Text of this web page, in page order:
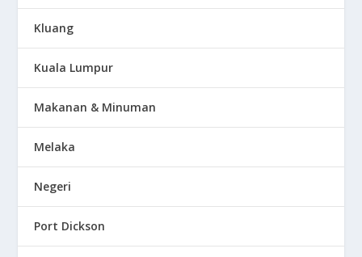
Kluang
Kuala Lumpur
Makanan & Minuman
Melaka
Negeri
Port Dickson